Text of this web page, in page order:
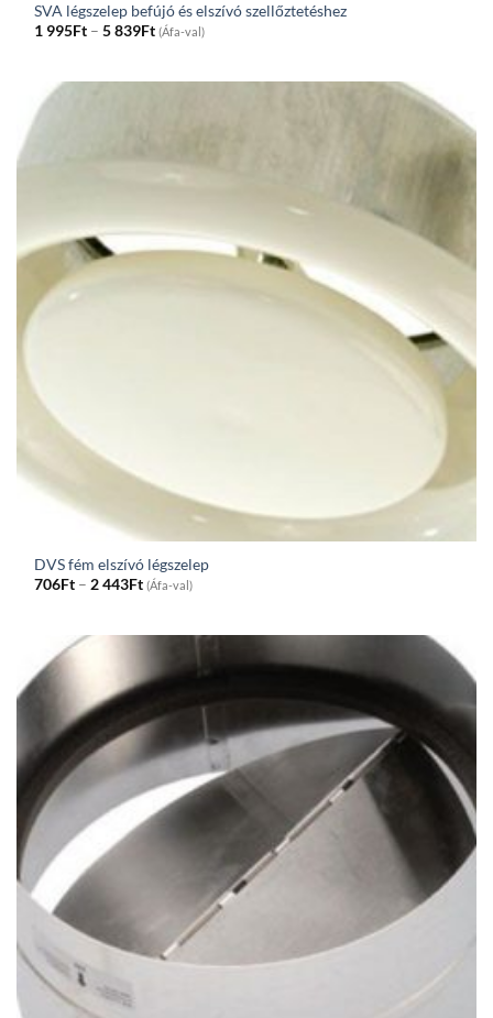
SVA légszelep befújó és elszívó szellőztetéshez
1 995Ft – 5 839FtPrice
range:
through
(Áfa-val)
DVS fém elszívó légszelep
706Ft – 2 443FtPrice
range:
2
(Áfa-val)